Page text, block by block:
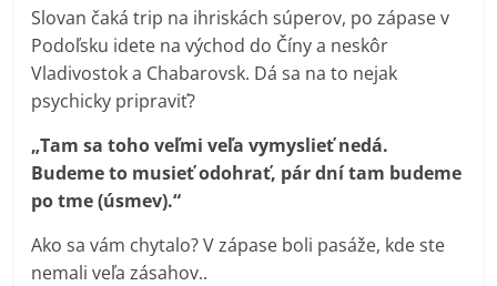
Slovan čaká trip na ihriskách súperov, po zápase v
Podoľsku idete na východ do Číny a neskôr
Vladivostok a Chabarovsk. Dá sa na to nejak
psychicky pripraviť?
„Tam sa toho veľmi veľa vymyslieť nedá.
Budeme to musieť odohrať, pár dní tam budeme
po tme (úsmev).“
Ako sa vám chytalo? V zápase boli pasáže, kde ste
nemali veľa zásahov..